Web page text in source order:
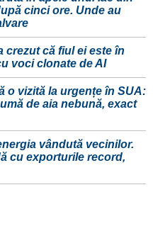
cinci ore. Unde au
crezut că fiul ei este în
voci clonate de AI
o vizită la urgențe în SUA:
de aia nebună, exact
vândută vecinilor.
cu exporturile record,